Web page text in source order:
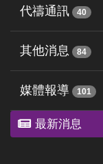
代禱通訊 40
其他消息 84
媒體報導 101
最新消息